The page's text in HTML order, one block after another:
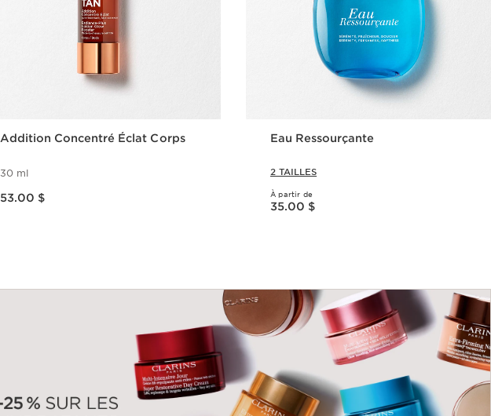
Addition Concentré Éclat Corps
30 ml
53.00 $
Eau Ressourçante
2 TAILLES
À partir de
Nouveau prix 35.00 $
35.00 $